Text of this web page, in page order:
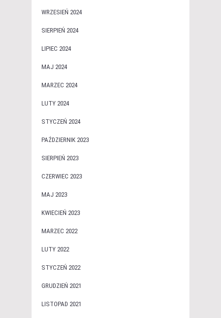
WRZESIEŃ 2024
SIERPIEŃ 2024
LIPIEC 2024
MAJ 2024
MARZEC 2024
LUTY 2024
STYCZEŃ 2024
PAŹDZIERNIK 2023
SIERPIEŃ 2023
CZERWIEC 2023
MAJ 2023
KWIECIEŃ 2023
MARZEC 2022
LUTY 2022
STYCZEŃ 2022
GRUDZIEŃ 2021
LISTOPAD 2021